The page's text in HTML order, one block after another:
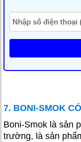
7. BONI-SMOK
Boni-Smok là sản
trường, là sản